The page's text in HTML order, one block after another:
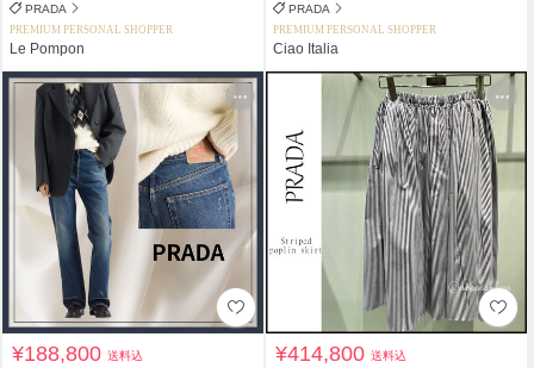
PRADA
PREMIUM PERSONAL SHOPPER
Le Pompon
PRADA
PREMIUM PERSONAL SHOPPER
Ciao Italia
¥188,800送料込 ¥414,800送料込